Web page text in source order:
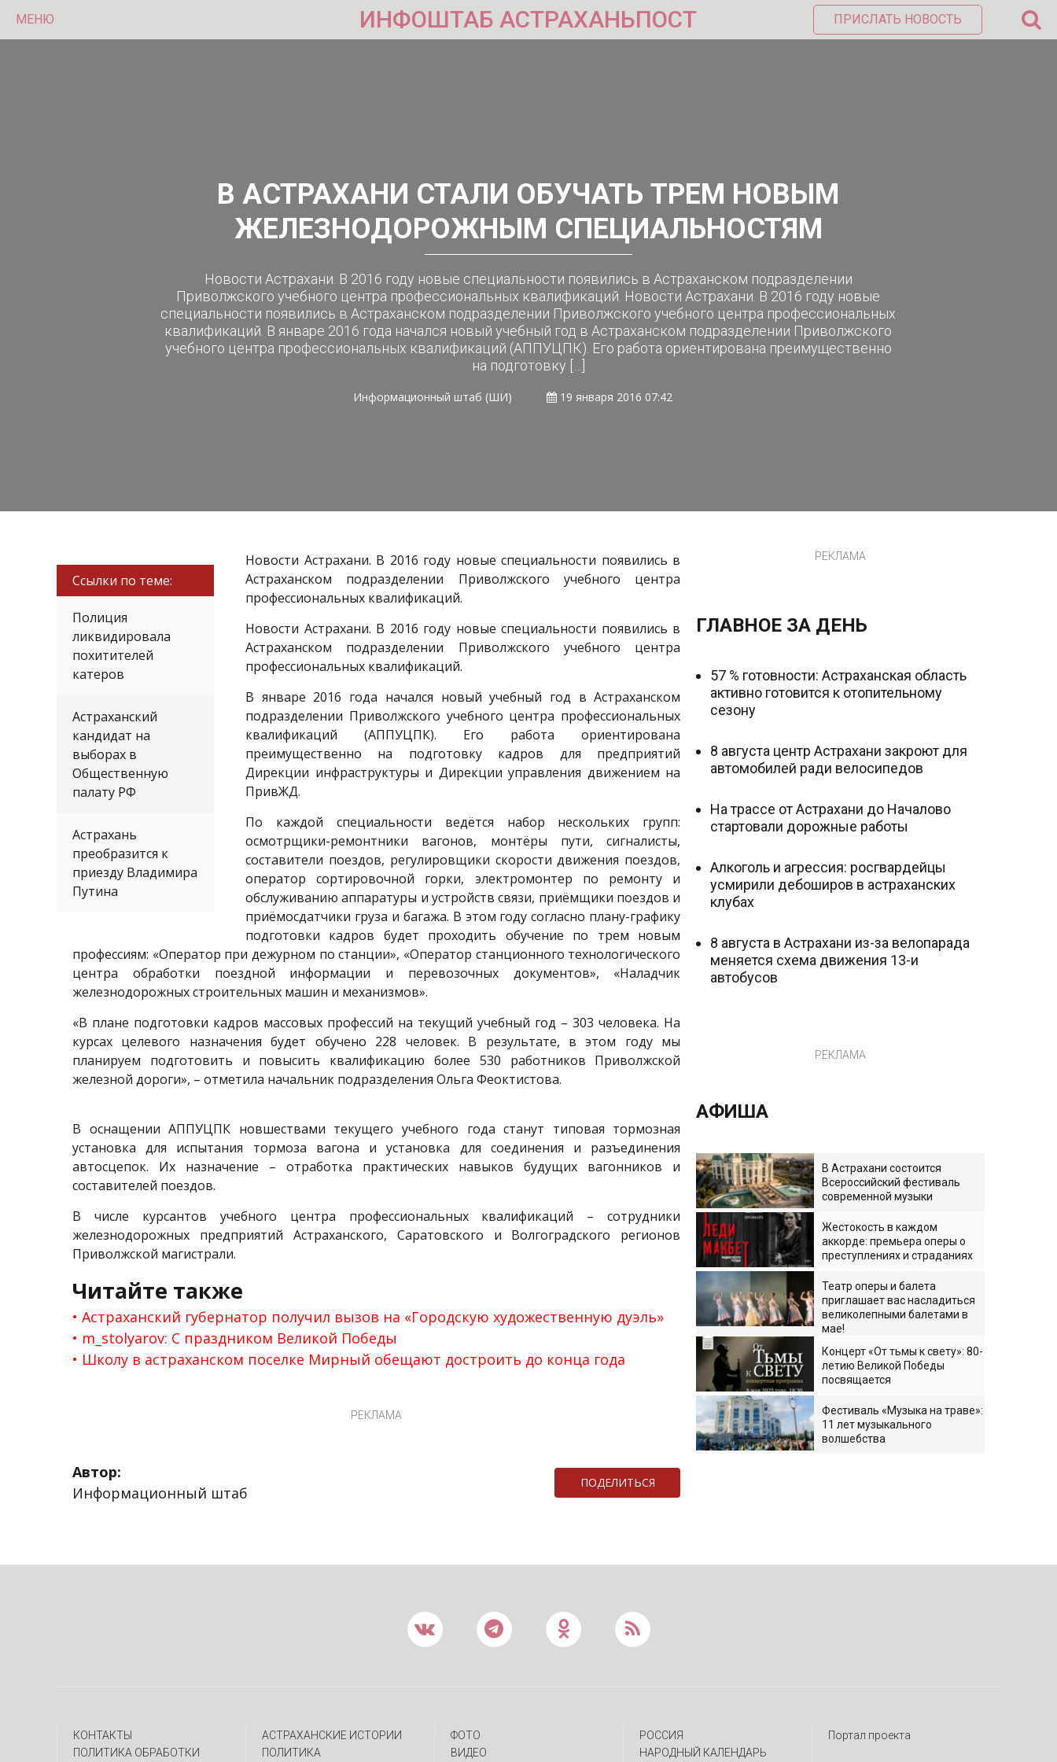
МЕНЮ ИНФОШТАБ АСТРАХАНЬПОСТ ПРИСЛАТЬ НОВОСТЬ
В АСТРАХАНИ СТАЛИ ОБУЧАТЬ ТРЕМ НОВЫМ
ЖЕЛЕЗНОДОРОЖНЫМ СПЕЦИАЛЬНОСТЯМ
Новости Астрахани. В 2016 году новые специальности появились в Астраханском подразделении
Приволжского учебного центра профессиональных квалификаций. Новости Астрахани. В 2016 году новые
специальности появились в Астраханском подразделении Приволжского учебного центра профессиональных
квалификаций. В январе 2016 года начался новый учебный год в Астраханском подразделении Приволжского
учебного центра профессиональных квалификаций (АППУЦПК). Его работа ориентирована преимущественно
на подготовку […]
Информационный штаб (ШИ) 19 января 2016 07:42
Ссылки по теме:
Полиция
ликвидировала
похитителей
катеров
Астраханский
кандидат на
выборах в
Общественную
палату РФ
Астрахань
преобразится к
приезду Владимира
Путина
Новости Астрахани. В 2016 году новые специальности появились в
Астраханском подразделении Приволжского учебного центра
профессиональных квалификаций.
Новости Астрахани. В 2016 году новые специальности появились в
Астраханском подразделении Приволжского учебного центра
профессиональных квалификаций.
В январе 2016 года начался новый учебный год в Астраханском
подразделении Приволжского учебного центра профессиональных
квалификаций (АППУЦПК). Его работа ориентирована
преимущественно на подготовку кадров для предприятий
Дирекции инфраструктуры и Дирекции управления движением на
ПривЖД.
По каждой специальности ведётся набор нескольких групп:
осмотрщики-ремонтники вагонов, монтёры пути, сигналисты,
составители поездов, регулировщики скорости движения поездов,
оператор сортировочной горки, электромонтер по ремонту и
обслуживанию аппаратуры и устройств связи, приёмщики поездов и
приёмосдатчики груза и багажа. В этом году согласно плану-графику
подготовки кадров будет проходить обучение по трем новым
профессиям: «Оператор при дежурном по станции», «Оператор станционного технологического
центра обработки поездной информации и перевозочных документов», «Наладчик
железнодорожных строительных машин и механизмов».
«В плане подготовки кадров массовых профессий на текущий учебный год – 303 человека. На
курсах целевого назначения будет обучено 228 человек. В результате, в этом году мы
планируем подготовить и повысить квалификацию более 530 работников Приволжской
железной дороги», – отметила начальник подразделения Ольга Феоктистова.
В оснащении АППУЦПК новшествами текущего учебного года станут типовая тормозная
установка для испытания тормоза вагона и установка для соединения и разъединения
автосцепок. Их назначение – отработка практических навыков будущих вагонников и
составителей поездов.
В числе курсантов учебного центра профессиональных квалификаций – сотрудники
железнодорожных предприятий Астраханского, Саратовского и Волгоградского регионов
Приволжской магистрали.
Читайте также
Астраханский губернатор получил вызов на «Городскую художественную дуэль»
m_stolyarov: С праздником Великой Победы
Школу в астраханском поселке Мирный обещают достроить до конца года
РЕКЛАМА
Автор:
Информационный штаб
ПОДЕЛИТЬСЯ
РЕКЛАМА
ГЛАВНОЕ ЗА ДЕНЬ
57 % готовности: Астраханская область
активно готовится к отопительному
сезону
8 августа центр Астрахани закроют для
автомобилей ради велосипедов
На трассе от Астрахани до Началово
стартовали дорожные работы
Алкоголь и агрессия: росгвардейцы
усмирили дебоширов в астраханских
клубах
8 августа в Астрахани из-за велопарада
меняется схема движения 13-и
автобусов
РЕКЛАМА
АФИША
В Астрахани состоится
Всероссийский фестиваль
современной музыки
Жестокость в каждом
аккорде: премьера оперы о
преступлениях и страданиях
Театр оперы и балета
приглашает вас насладиться
великолепными балетами в
мае!
Концерт «От тьмы к свету»: 80-
летию Великой Победы
посвящается
Фестиваль «Музыка на траве»:
11 лет музыкального
волшебства
КОНТАКТЫ
ПОЛИТИКА ОБРАБОТКИ
АСТРАХАНСКИЕ ИСТОРИИ
ПОЛИТИКА
ФОТО
ВИДЕО
РОССИЯ
НАРОДНЫЙ КАЛЕНДАРЬ
Портал проекта